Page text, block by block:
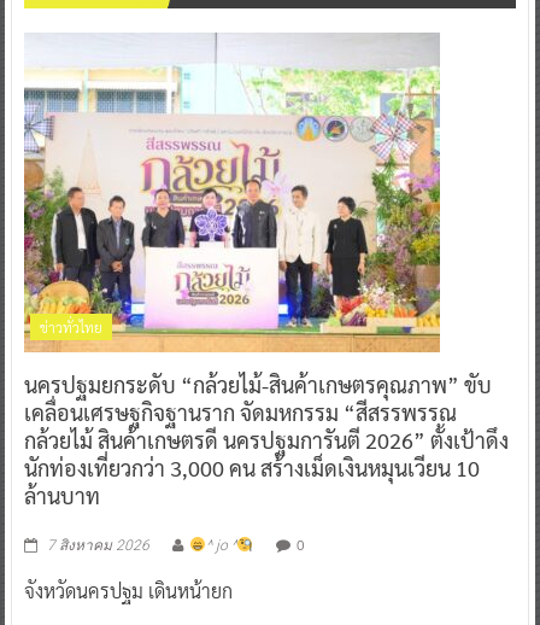
ข่าวทั่วไทย
นครปฐมยกระดับ “กล้วยไม้-สินค้าเกษตรคุณภาพ” ขับ
เคลื่อนเศรษฐกิจฐานราก จัดมหกรรม “สีสรรพรรณ
กล้วยไม้ สินค้าเกษตรดี นครปฐมการันตี 2026” ตั้งเป้าดึง
นักท่องเที่ยวกว่า 3,000 คน สร้างเม็ดเงินหมุนเวียน 10
ล้านบาท
7 สิงหาคม 2026 ^ jo ^ 0
จังหวัดนครปฐม เดินหน้ายก